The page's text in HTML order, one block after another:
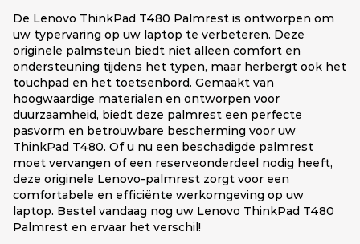
De Lenovo ThinkPad T480 Palmrest is ontworpen om
uw typervaring op uw laptop te verbeteren. Deze
originele palmsteun biedt niet alleen comfort en
ondersteuning tijdens het typen, maar herbergt ook het
touchpad en het toetsenbord. Gemaakt van
hoogwaardige materialen en ontworpen voor
duurzaamheid, biedt deze palmrest een perfecte
pasvorm en betrouwbare bescherming voor uw
ThinkPad T480. Of u nu een beschadigde palmrest
moet vervangen of een reserveonderdeel nodig heeft,
deze originele Lenovo-palmrest zorgt voor een
comfortabele en efficiënte werkomgeving op uw
laptop. Bestel vandaag nog uw Lenovo ThinkPad T480
Palmrest en ervaar het verschil!